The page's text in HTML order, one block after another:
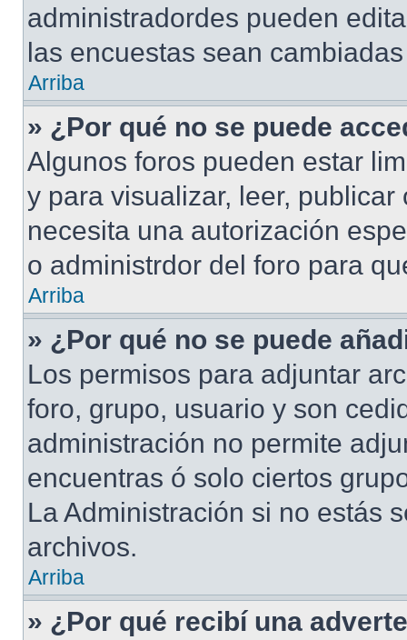
administradordes pueden
las encuestas sean
Arriba
» ¿Por qué no se puede
Algunos foros pueden estar
y para visualizar, leer,
necesita una autorización
o administrdor del foro para
Arriba
» ¿Por qué no se puede
Los permisos para adjuntar
foro, grupo, usuario y son
administración no permite
encuentras ó solo ciertos
La Administración si no estás
archivos.
Arriba
» ¿Por qué recibí una